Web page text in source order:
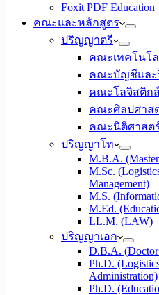
Foxit PDF Education
คณะและหลักสูตร
ปริญญาตรี
คณะเทคโนโ
คณะบัญชีและ
คณะโลจิสติก
คณะศิลปศาส
คณะนิติศาสต
ปริญญาโท
M.B.A.
M.Sc.
Management)
M.S.
M.Ed.
LL.M. (LAW)
ปริญญาเอก
D.B.A. (Doctor
Ph.D.
Administration)
Ph.D.